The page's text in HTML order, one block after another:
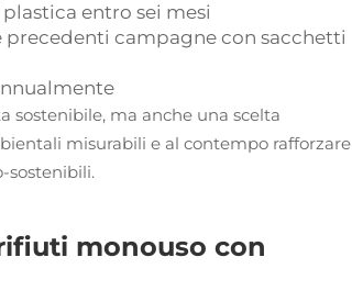
entro sei mesi
precedenti campagne con sacchetti
sostenibile, ma anche una scelta
misurabili e al contempo rafforzare
sostenibili.
monouso con